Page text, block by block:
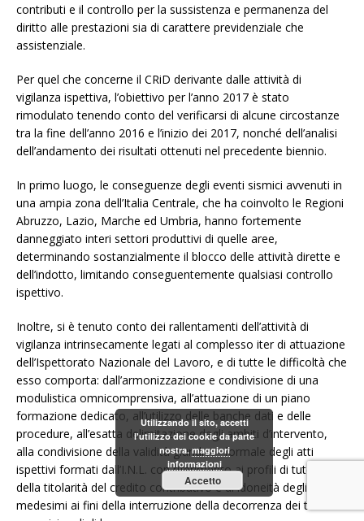
contributi e il controllo per la sussistenza e permanenza del
diritto alle prestazioni sia di carattere previdenziale che
assistenziale.
Per quel che concerne il CRiD derivante dalle attività di
vigilanza ispettiva, l’obiettivo per l’anno 2017 è stato
rimodulato tenendo conto del verificarsi di alcune circostanze
tra la fine dell’anno 2016 e l’inizio dei 2017, nonché dell’analisi
dell’andamento dei risultati ottenuti nel precedente biennio.
In primo luogo, le conseguenze degli eventi sismici avvenuti in
una ampia zona dell’Italia Centrale, che ha coinvolto le Regioni
Abruzzo, Lazio, Marche ed Umbria, hanno fortemente
danneggiato interi settori produttivi di quelle aree,
determinando sostanzialmente il blocco delle attività dirette e
dell’indotto, limitando conseguentemente qualsiasi controllo
ispettivo.
Inoltre, si è tenuto conto dei rallentamenti dell’attività di
vigilanza intrinsecamente legati al complesso iter di attuazione
dell’Ispettorato Nazionale del Lavoro, e di tutte le difficoltà che
esso comporta: dall’armonizzazione e condivisione di una
modulistica omnicomprensiva, all’attuazione di un piano
formazione dedicato, all’utilizzo delle banche dati e delle
procedure, all’esatta delimitazione degli ambiti d’intervento,
alla condivisione della validità giuridico- formale degli atti
ispettivi formati dall’I.N.L. con riferimento ai profili di tutela
della titolarità del credito contributivo e di idoneità degli atti
medesimi ai fini della interruzione della decorrenza dei termini
Utilizzando il sito, accetti
l'utilizzo dei cookie da parte
nostra.maggiori
informazioni
Accetto